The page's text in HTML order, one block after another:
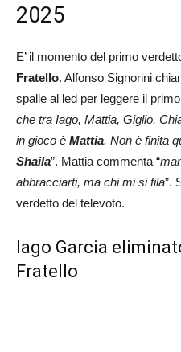
2025
E’ il momento del primo
Fratello. Alfonso Signorini
spalle al led per leggere il
che tra Iago, Mattia, Giglio,
in gioco è Mattia. Non è finita
Shaila”. Mattia commenta “
abbracciarti, ma chi mi si fila”.
verdetto del televoto.
Iago Garcia
Fratello